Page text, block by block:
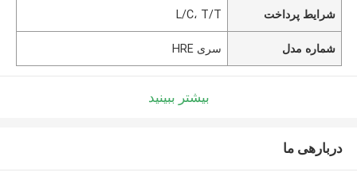
شرایط پرداخت L/C، T/T
شماره مدل سری HRE
بیشتر ببینید
دربارهی ما